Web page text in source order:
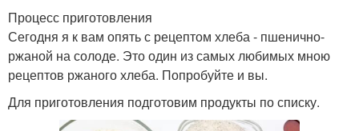
Процесс приготовления
Сегодня я к вам опять с рецептом хлеба - пшенично-
ржаной на солоде. Это один из самых любимых мною
рецептов ржаного хлеба. Попробуйте и вы.
Для приготовления подготовим продукты по списку.